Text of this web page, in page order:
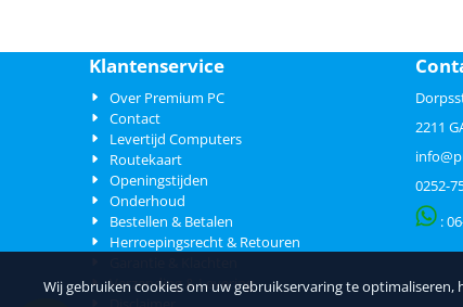
Klantenservice
Over Premium PC
Contact
Levertijd Computers
Routekaart
Openingstijden
Onderhoud
Bestellen & Betalen
Herroepingsrecht & Retouren
Verzending & Levering
2211
0252-
:
Wij gebruiken cookies om uw gebruikservaring te